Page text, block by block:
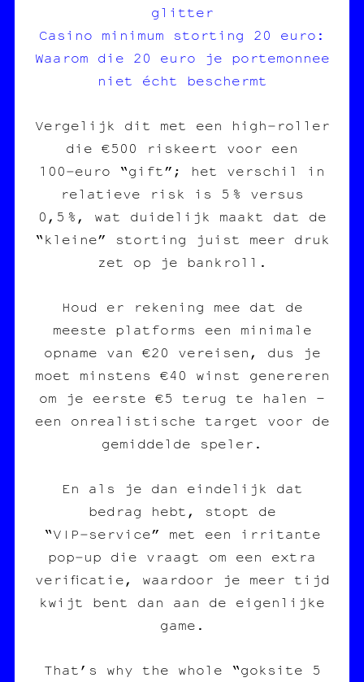
glitter
Casino minimum storting 20 euro:
Waarom die 20 euro je portemonnee
niet écht beschermt
Vergelijk dit met een high‑roller
die €500 riskeert voor een
100‑euro “gift”; het verschil in
relatieve risk is 5 % versus
0,5 %, wat duidelijk maakt dat de
“kleine” storting juist meer druk
zet op je bankroll.
Houd er rekening mee dat de
meeste platforms een minimale
opname van €20 vereisen, dus je
moet minstens €40 winst genereren
om je eerste €5 terug te halen –
een onrealistische target voor de
gemiddelde speler.
En als je dan eindelijk dat
bedrag hebt, stopt de
“VIP‑service” met een irritante
pop‑up die vraagt om een extra
verificatie, waardoor je meer tijd
kwijt bent dan aan de eigenlijke
game.
That’s why the whole “goksite 5